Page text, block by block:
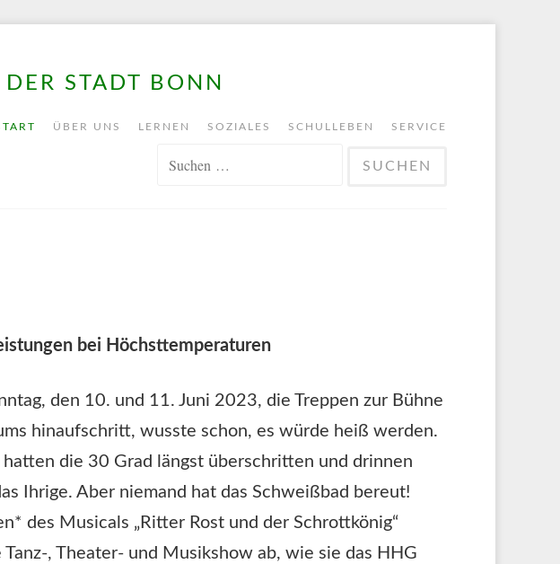
STADT BONN
ÜBER UNS LERNEN SOZIALES SCHULLEBEN SERVICE
bei Höchsttemperaturen
den 10. und 11. Juni 2023, die Treppen zur Bühne
hinaufschritt, wusste schon, es würde heiß werden.
die 30 Grad längst überschritten und drinnen
Ihrige. Aber niemand hat das Schweißbad bereut!
des Musicals „Ritter Rost und der Schrottkönig“
, Theater- und Musikshow ab, wie sie das HHG